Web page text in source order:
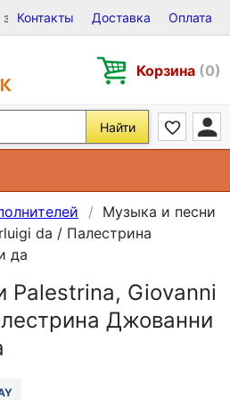
на Виниле, CD и DVD
Контакты Доставка Оплата
Корзина (0)
Найти
Музыка и песни
da / Палестрина
да
Palestrina, Giovanni
Джованни